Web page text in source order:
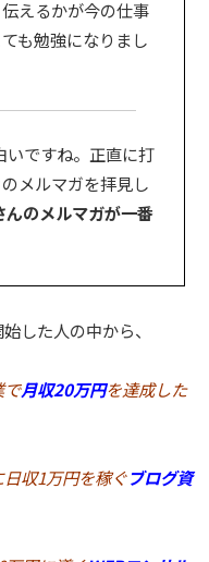
えるかが今の仕事
も勉強になりまし
ですね。正直に打
メルマガを拝見し
んのメルマガが一番
した人の中から、
で月収20万円を達成した
日収1万円を稼ぐブログ資